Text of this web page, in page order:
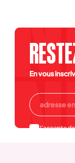
En vous
J'accepte